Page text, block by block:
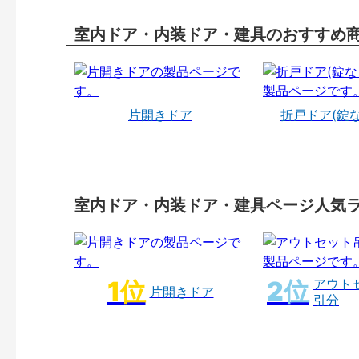
室内ドア・内装ドア・建具のおすすめ
片開きドア 折戸ドア(錠
室内ドア・内装ドア・建具ページ人気
片開きドア
アウト
引分